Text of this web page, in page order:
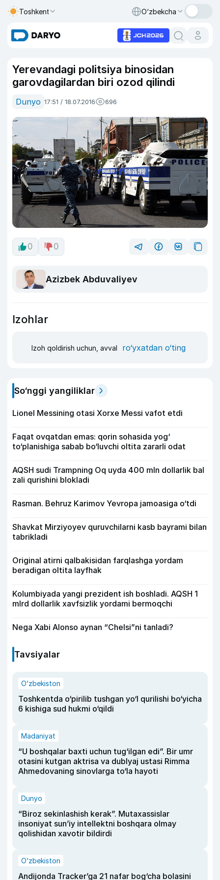
Toshkent O‘zbekcha
Yerevandagi politsiya binosidan
garovdagilardan biri ozod qilindi
Dunyo 17:51 / 18.07.2016 696
0 0
Azizbek Abduvaliyev
Izohlar
Izoh qoldirish uchun, avval ro‘yxatdan o‘ting
So‘nggi yangiliklar
Lionel Messining otasi Xorxe Messi vafot etdi
Faqat ovqatdan emas: qorin sohasida yog‘
to‘planishiga sabab bo‘luvchi oltita zararli odat
AQSH sudi Trampning Oq uyda 400 mln dollarlik bal
zali qurishini blokladi
Rasman. Behruz Karimov Yevropa jamoasiga o‘tdi
Shavkat Mirziyoyev quruvchilarni kasb bayrami bilan
tabrikladi
Original atirni qalbakisidan farqlashga yordam
beradigan oltita layfhak
Kolumbiyada yangi prezident ish boshladi. AQSH 1
mlrd dollarlik xavfsizlik yordami bermoqchi
Nega Xabi Alonso aynan “Chelsi”ni tanladi?
Tavsiyalar
O‘zbekiston
Toshkentda o‘pirilib tushgan yo‘l qurilishi bo‘yicha
6 kishiga sud hukmi o‘qildi
Madaniyat
“U boshqalar baxti uchun tug‘ilgan edi”. Bir umr
otasini kutgan aktrisa va dublyaj ustasi Rimma
Ahmedovaning sinovlarga to‘la hayoti
Dunyo
“Biroz sekinlashish kerak”. Mutaxassislar
insoniyat sun’iy intellektni boshqara olmay
qolishidan xavotir bildirdi
O‘zbekiston
Andijonda Tracker’ga 21 nafar bog‘cha bolasini